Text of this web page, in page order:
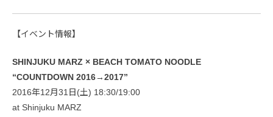
【イベント情報】
SHINJUKU MARZ × BEACH TOMATO NOODLE
“COUNTDOWN 2016→2017”
2016年12月31日(土) 18:30/19:00
at Shinjuku MARZ